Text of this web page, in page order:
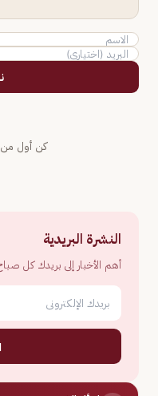
كن أول من
النشرة البريدية
أهم الأخبار إلى بريدك كل